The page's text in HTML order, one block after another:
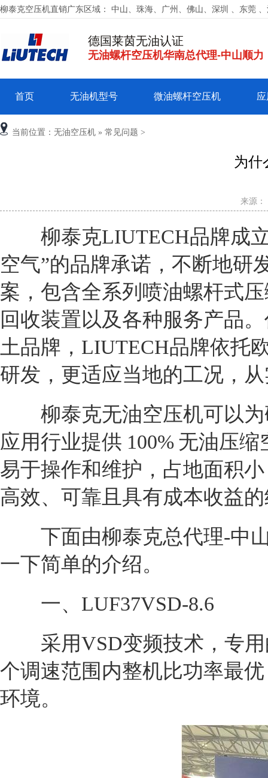
柳泰克空压机直销广东区域： 中山、珠海、广州、佛山、深圳 、东莞
德国莱茵无油认证
无油螺杆空压机华南总代理-中山顺力
首页 无油机型号 微油螺杆空压机
当前位置： 无油空压机 » 常见问题 >
为什
来源：
柳泰克LIUTECH品牌成立
空气”的品牌承诺，不断地研
案，包含全系列喷油螺杆式
回收装置以及各种服务产品
土品牌，LIUTECH品牌依托
研发，更适应当地的工况，
柳泰克无油空压机可以为
应用行业提供 100% 无油压缩
易于操作和维护，占地面积
高效、可靠且具有成本收益
下面由柳泰克总代理-中山
一下简单的介绍。
一、LUF37VSD-8.6
采用VSD变频技术，专用
个调速范围内整机比功率最
环境。